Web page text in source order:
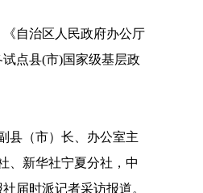
《自治区人民政府办公厅
试点县(市)国家级基层政
县（市）长、办公室主
、新华社宁夏分社，中
届时派记者采访报道。